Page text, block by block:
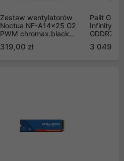
Zestaw wentylatorów
Noctua NF-A14x25 G2
PWM chromax.black
Push Pull (2szt)
319,00 zł
Palit
Infinity 3
GDDR7
GB2050S)
3 049,00